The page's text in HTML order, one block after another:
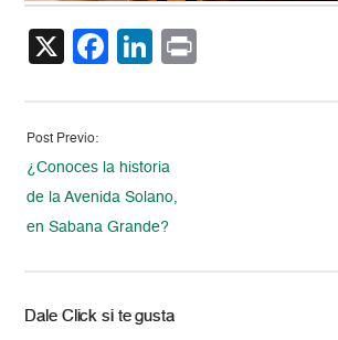
X Facebook
LinkedIn
Post Previo:
¿Conoces la historia
de la Avenida Solano,
en Sabana Grande?
Dale Click si te gusta